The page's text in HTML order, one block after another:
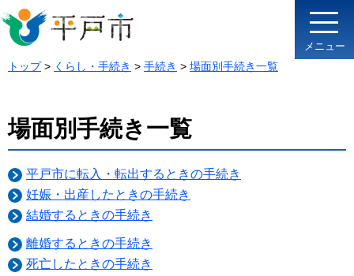
メニュー
トップ> くらし・手続き > 手続き > 場面別手続き一覧
場面別手続き一覧
平戸市に転入・転出するときの手続き
妊娠・出産したときの手続き
結婚するときの手続き
離婚するときの手続き
死亡したときの手続き